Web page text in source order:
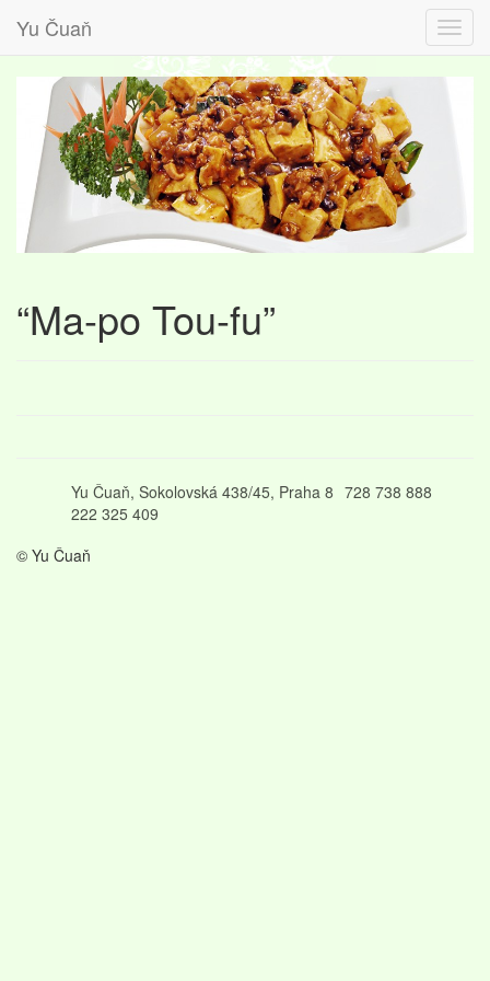
Yu Čuaň
“Ma-po Tou-fu”
Yu Čuaň, Sokolovská 438/45, Praha 8 728 738 888
222 325 409
© Yu Čuaň